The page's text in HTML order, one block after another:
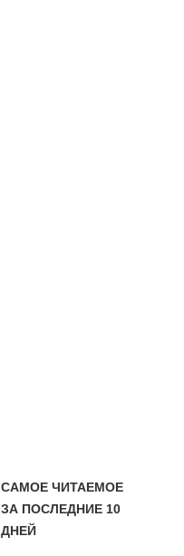
САМОЕ ЧИТАЕМОЕ
ЗА ПОСЛЕДНИЕ 10
ДНЕЙ